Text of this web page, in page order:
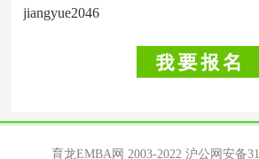
jiangyue2046
育龙EMBA网 2003-2022 沪公网安备